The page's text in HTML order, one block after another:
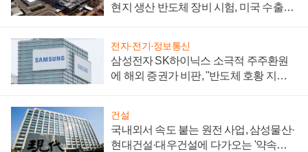
현지 생산 반도체 장비 시험, 미국 수출통
전자·전기·정보통신
삼성전자 SK하이닉스 소극적 주주환원
에 해외 증권가 비판, "반도체 호황 지속
건설
국내외서 속도 붙는 원전 사업, 삼성물산·
현대건설·대우건설에 다가오는 '약속의